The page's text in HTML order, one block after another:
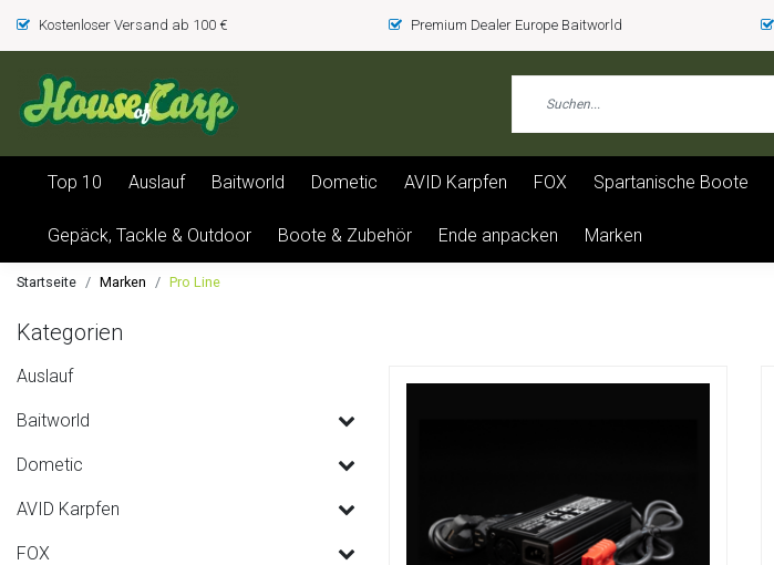
Kostenloser Versand ab 100 € Premium Dealer Europe Baitworld
Top 10 Auslauf Baitworld Dometic AVID Karpfen FOX Spartanische Boote
Gepäck, Tackle & Outdoor Boote & Zubehör Ende anpacken Marken
Startseite Marken Pro Line
Kategorien
Auslauf
Baitworld
Dometic
AVID Karpfen
FOX